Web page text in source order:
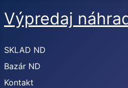
Výpredaj
SKLAD ND
Bazár ND
Kontakt